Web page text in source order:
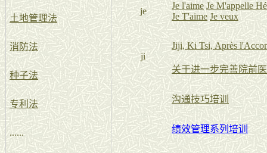
土地管理法
消防法
种子法
专利法
......
je
Je l'aime Je M'appelle
Je T'aime Je veux
ji
Jiji, Ki Tsi, Après
关于进一步完善院前
沟通技巧培训
绩效管理系列培训